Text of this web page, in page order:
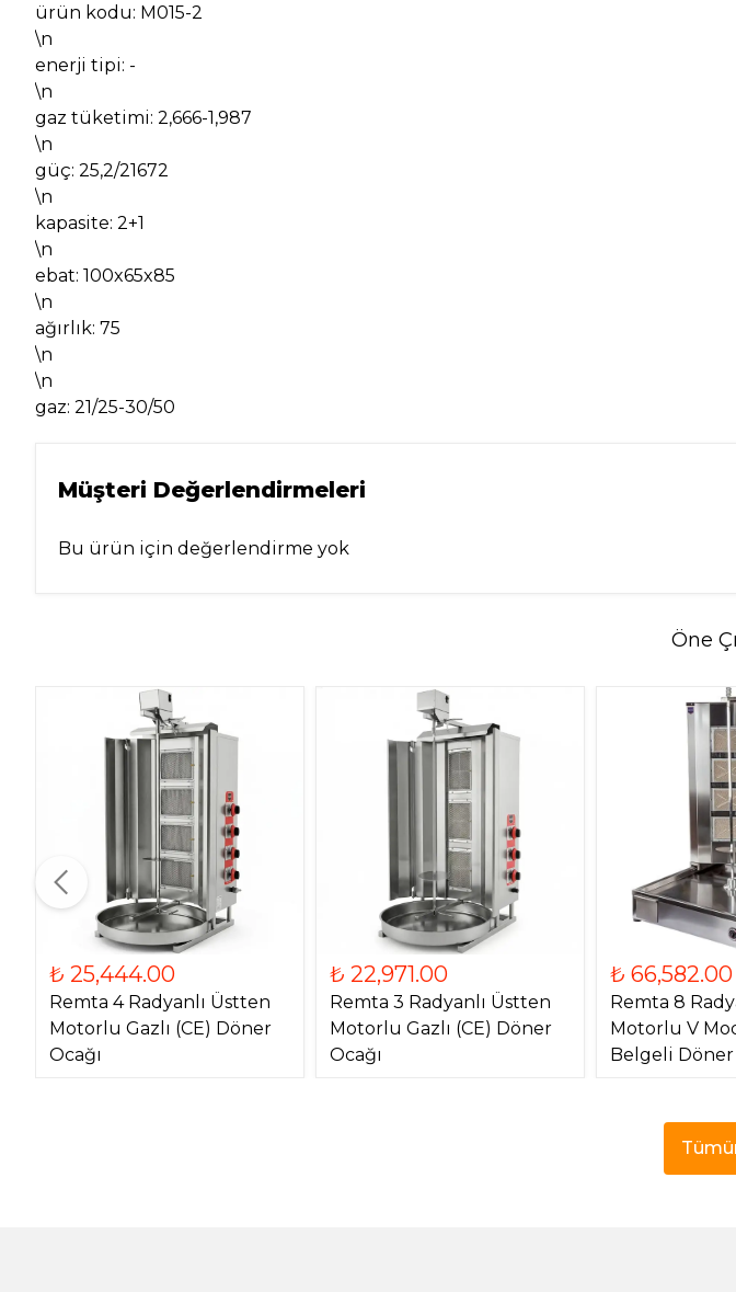
ürün kodu: M015-2
\n
enerji tipi: -
\n
gaz tüketimi: 2,666-1,987
\n
güç: 25,2/21672
\n
kapasite: 2+1
\n
ebat: 100x65x85
\n
ağırlık: 75
\n
\n
gaz: 21/25-30/50
Müşteri Değerlendirmeleri
Bu ürün için değerlendirme yok
Öne
₺ 25,444.00
Remta 4 Radyanlı Üstten
Motorlu Gazlı (CE) Döner
Ocağı
₺ 22,971.00
Remta 3 Radyanlı Üstten
Motorlu Gazlı (CE) Döner
Ocağı
₺ 66,582.00
Remta 8
Motorlu V
Belgeli Döner